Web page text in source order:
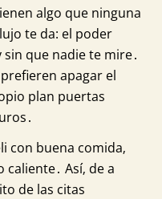
algo que ninguna
te da: el poder
que nadie te mire․
apagar el
plan puertas
con buena comida‚
Así‚ de a
de las citas